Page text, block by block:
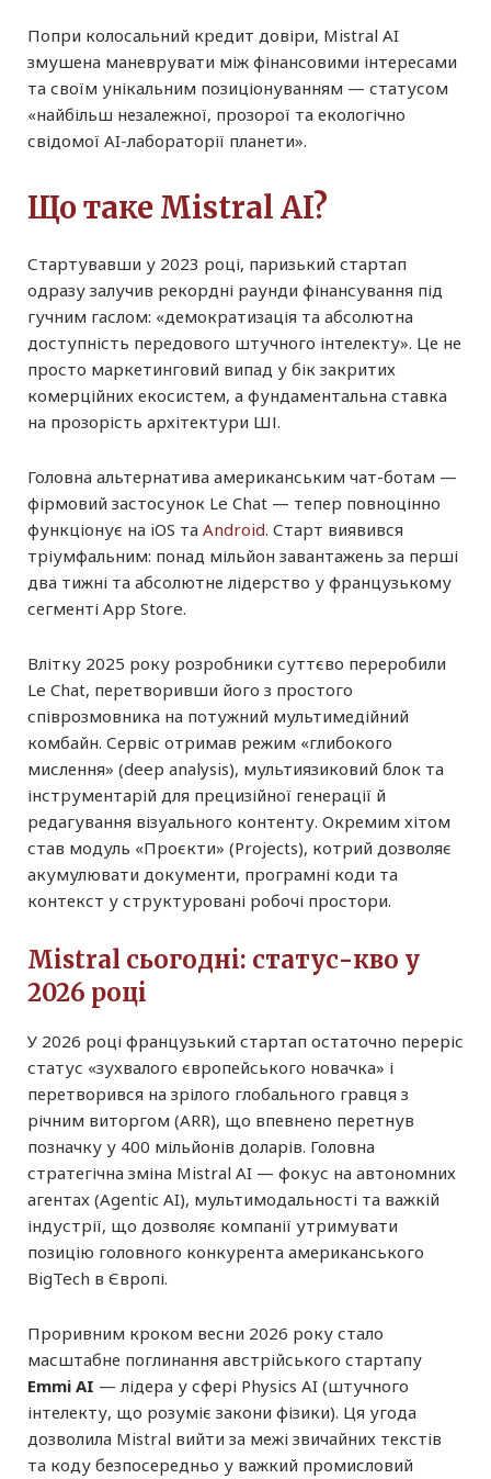
Попри колосальний кредит довіри, Mistral AI
змушена маневрувати між фінансовими інтересами
та своїм унікальним позиціонуванням — статусом
«найбільш незалежної, прозорої та екологічно
свідомої AI-лабораторії планети».
Що таке Mistral AI?
Стартувавши у 2023 році, паризький стартап
одразу залучив рекордні раунди фінансування під
гучним гаслом: «демократизація та абсолютна
доступність передового штучного інтелекту». Це не
просто маркетинговий випад у бік закритих
комерційних екосистем, а фундаментальна ставка
на прозорість архітектури ШІ.
Головна альтернатива американським чат-ботам —
фірмовий застосунок Le Chat — тепер повноцінно
функціонує на iOS та Android. Старт виявився
тріумфальним: понад мільйон завантажень за перші
два тижні та абсолютне лідерство у французькому
сегменті App Store.
Влітку 2025 року розробники суттєво переробили
Le Chat, перетворивши його з простого
співрозмовника на потужний мультимедійний
комбайн. Сервіс отримав режим «глибокого
мислення» (deep analysis), мультиязиковий блок та
інструментарій для прецизійної генерації й
редагування візуального контенту. Окремим хітом
став модуль «Проєкти» (Projects), котрий дозволяє
акумулювати документи, програмні коди та
контекст у структуровані робочі простори.
Mistral сьогодні: статус-кво у
2026 році
У 2026 році французький стартап остаточно переріс
статус «зухвалого європейського новачка» і
перетворився на зрілого глобального гравця з
річним виторгом (ARR), що впевнено перетнув
позначку у 400 мільйонів доларів. Головна
стратегічна зміна Mistral AI — фокус на автономних
агентах (Agentic AI), мультимодальності та важкій
індустрії, що дозволяє компанії утримувати
позицію головного конкурента американського
BigTech в Європі.
Проривним кроком весни 2026 року стало
масштабне поглинання австрійського стартапу
Emmi AI — лідера у сфері Physics AI (штучного
інтелекту, що розуміє закони фізики). Ця угода
дозволила Mistral вийти за межі звичайних текстів
та коду безпосередньо у важкий промисловий